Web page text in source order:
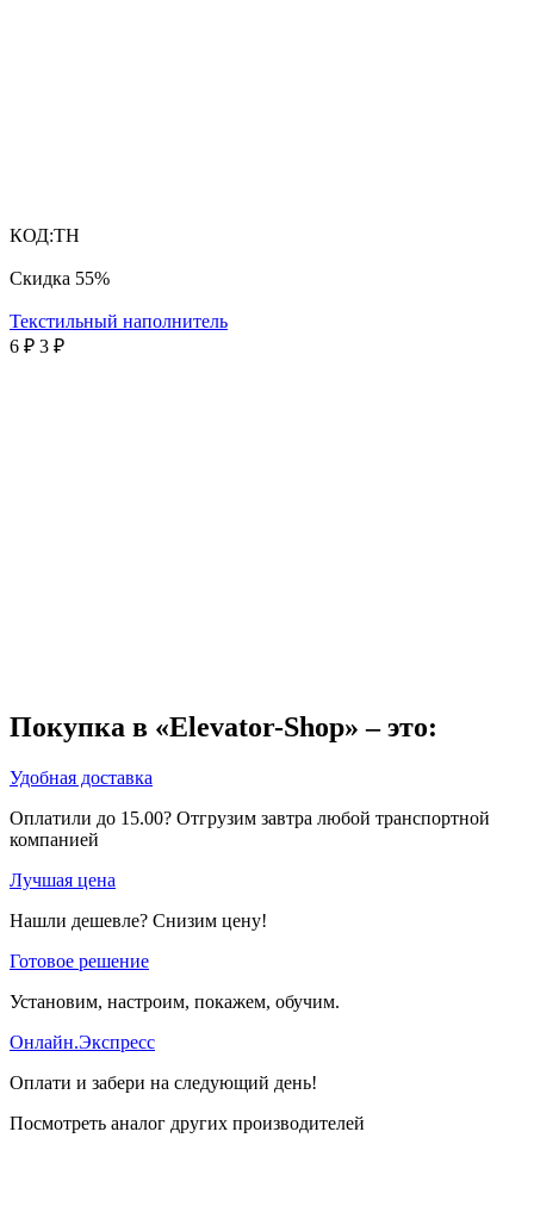
КОД:ТН
Скидка 55%
Текстильный наполнитель
6 ₽ 3 ₽
Покупка в «Elevator-Shop» – это:
Удобная доставка
Оплатили до 15.00? Отгрузим завтра любой транспортной
компанией
Лучшая цена
Нашли дешевле? Снизим цену!
Готовое решение
Установим, настроим, покажем, обучим.
Онлайн.Экспресс
Оплати и забери на следующий день!
Посмотреть аналог других производителей